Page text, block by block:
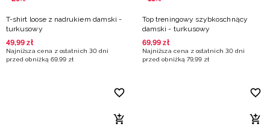
T-shirt loose z nadrukiem damski -
turkusowy
49,99 zł
Najniższa cena z ostatnich 30 dni
przed obniżką 69,99 zł
Top treningowy szybkoschnący
damski - turkusowy
69,99 zł
Najniższa cena z ostatnich 30 dni
przed obniżką 79,99 zł